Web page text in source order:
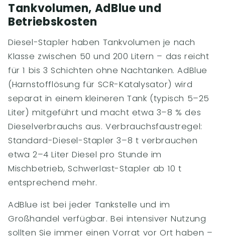
Tankvolumen, AdBlue und
Betriebskosten
Diesel-Stapler haben Tankvolumen je nach
Klasse zwischen 50 und 200 Litern – das reicht
für 1 bis 3 Schichten ohne Nachtanken. AdBlue
(Harnstofflösung für SCR-Katalysator) wird
separat in einem kleineren Tank (typisch 5–25
Liter) mitgeführt und macht etwa 3–8 % des
Dieselverbrauchs aus. Verbrauchsfaustregel:
Standard-Diesel-Stapler 3–8 t verbrauchen
etwa 2–4 Liter Diesel pro Stunde im
Mischbetrieb, Schwerlast-Stapler ab 10 t
entsprechend mehr.
AdBlue ist bei jeder Tankstelle und im
Großhandel verfügbar. Bei intensiver Nutzung
sollten Sie immer einen Vorrat vor Ort haben –